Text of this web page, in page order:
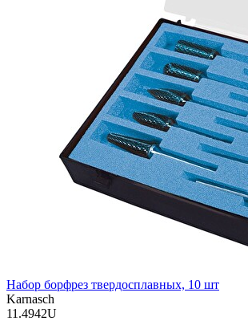
Набор борфрез твердосплавных, 10 шт
Karnasch
11.4942U